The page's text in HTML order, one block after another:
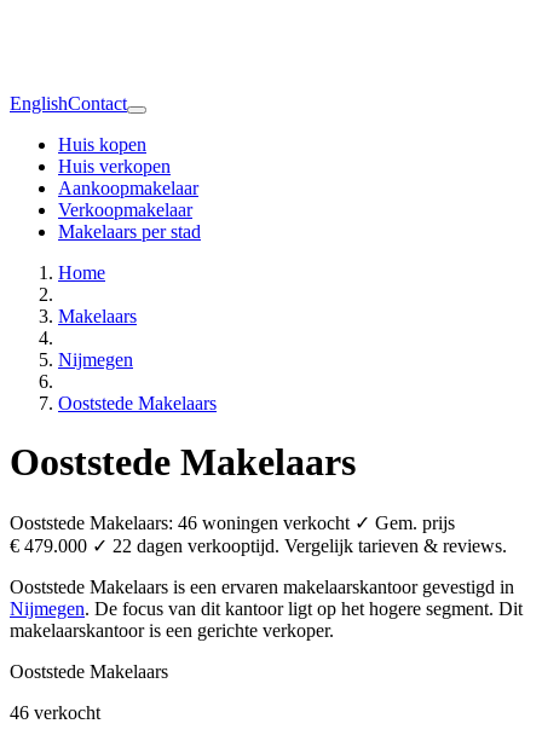
EnglishContact
Huis kopen
Huis verkopen
Aankoopmakelaar
Verkoopmakelaar
Makelaars per stad
Home
Makelaars
Nijmegen
Ooststede Makelaars
Ooststede Makelaars
Ooststede Makelaars: 46 woningen verkocht ✓ Gem. prijs
€ 479.000 ✓ 22 dagen verkooptijd. Vergelijk tarieven & reviews.
Ooststede Makelaars is een ervaren makelaarskantoor gevestigd in
Nijmegen. De focus van dit kantoor ligt op het hogere segment. Dit
makelaarskantoor is een gerichte verkoper.
Ooststede Makelaars
46 verkocht